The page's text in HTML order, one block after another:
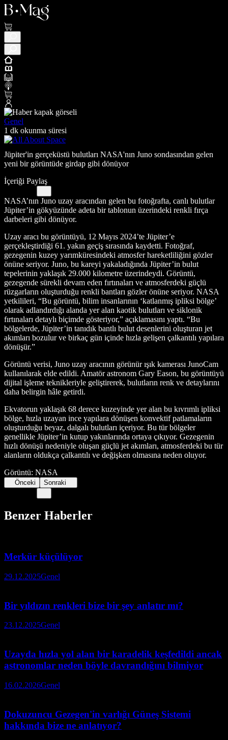
Genel
1 dk okunma süresi
Jüpiter'in gerçeküstü bulutları NASA'nın Juno sondasından gelen
yeni bir görüntüde girdap gibi dönüyor
İçeriği Paylaş
NASA’nın Juno uzay aracından gelen bu fotoğrafta, canlı bulutlar
Jüpiter’in gökyüzünde adeta bir tablonun üzerindeki renkli fırça
darbeleri gibi dönüyor.
Uzay aracı bu görüntüyü, 12 Mayıs 2024’te Jüpiter’e
gerçekleştirdiği 61. yakın geçiş sırasında kaydetti. Fotoğraf,
gezegenin kuzey yarımküresindeki atmosfer hareketliliğini gözler
önüne seriyor. Juno, bu kareyi yakaladığında Jüpiter’in bulut
tepelerinin yaklaşık 29.000 kilometre üzerindeydi. Görüntü,
gezegende sürekli devam eden fırtınaları ve atmosferdeki güçlü
rüzgarların oluşturduğu renkli bantları gözler önüne seriyor. NASA
yetkilileri, “Bu görüntü, bilim insanlarının ‘katlanmış ipliksi bölge’
olarak adlandırdığı alanda yer alan kaotik bulutları ve siklonik
fırtınaları detaylı biçimde gösteriyor,” açıklamasını yaptı. “Bu
bölgelerde, Jüpiter’in tanıdık bantlı bulut desenlerini oluşturan jet
akımları bozulur ve birkaç gün içinde hızla gelişen çalkantılı yapılara
dönüşür.”
Görüntü verisi, Juno uzay aracının görünür ışık kamerası JunoCam
kullanılarak elde edildi. Amatör astronom Gary Eason, bu görüntüyü
dijital işleme teknikleriyle geliştirerek, bulutların renk ve detaylarını
daha belirgin hâle getirdi.
Ekvatorun yaklaşık 68 derece kuzeyinde yer alan bu kıvrımlı ipliksi
bölge, hızla uzayan ince yapılara dönüşen konvektif patlamaların
oluşturduğu beyaz, dalgalı bulutları içeriyor. Bu tür bölgeler
genellikle Jüpiter’in kutup yakınlarında ortaya çıkıyor. Gezegenin
hızlı dönüşü nedeniyle oluşan güçlü jet akımları, atmosferdeki bu tür
alanların oldukça çalkantılı ve değişken olmasına neden oluyor.
Görüntü: NASA
Önceki Sonraki
Benzer Haberler
Merkür küçülüyor
29.12.2025Genel
Bir yıldızın renkleri bize bir şey anlatır mı?
23.12.2025Genel
Uzayda hızla yol alan bir karadelik keşfedildi ancak
astronomlar neden böyle davrandığını bilmiyor
16.02.2026Genel
Dokuzuncu Gezegen'in varlığı Güneş Sistemi
hakkında bize ne anlatıyor?